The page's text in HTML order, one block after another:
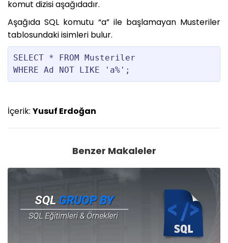
komut dizisi aşağıdadır.
Aşağıda SQL komutu “a” ile başlamayan Musteriler
tablosundaki isimleri bulur.
SELECT * FROM Musteriler
WHERE Ad NOT LIKE 'a%';
İçerik: Yusuf Erdoğan
Benzer Makaleler